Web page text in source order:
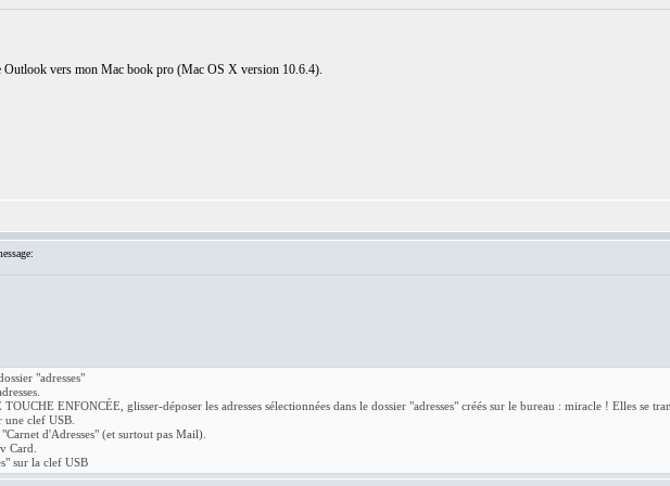
Outlook vers mon Mac book pro (Mac OS X version 10.6.4).
"adresses"
ENFONCÉE, glisser-déposer les adresses sélectionnées dans le dossier "adresses" créés sur le bureau : miracle ! Elles se
une clef USB.
d'Adresses" (et surtout pas Mail).
Card.
sur la clef USB